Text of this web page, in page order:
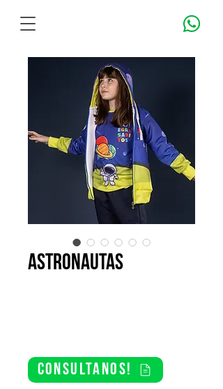
astronautas
consultanos!